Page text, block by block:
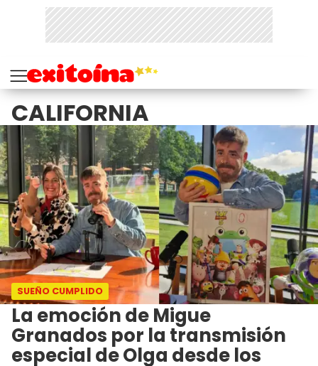
CALIFORNIA
SUEÑO CUMPLIDO
La emoción de Migue
Granados por la transmisión
especial de Olga desde los